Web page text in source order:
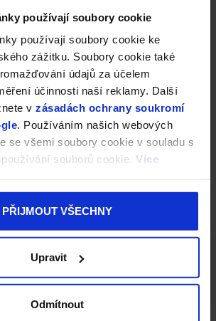
používají soubory cookie
používají soubory cookie ke
zážitku. Soubory cookie také
údajů za účelem
účinnosti naší reklamy. Další
v zásadách ochrany soukromí
. Používáním našich webových
se všemi soubory cookie v souladu s
souborů cookie. Více
PŘIJMOUT VŠECHNY
Upravit
Odmítnout